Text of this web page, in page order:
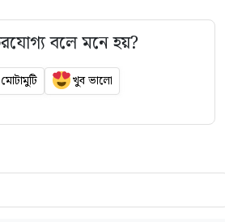
বলে মনে হয়?
মোটামুটি খুব ভালো